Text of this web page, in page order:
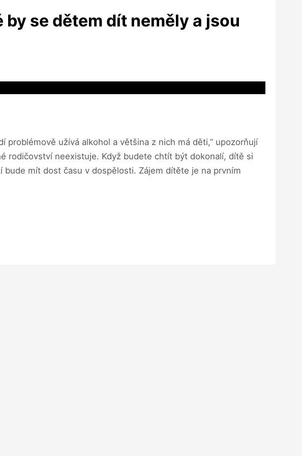
se dětem dít neměly a jsou
problémově užívá alkohol a většina z nich má děti,” upozorňují
rodičovství neexistuje. Když budete chtít být dokonalí, dítě si
mít dost času v dospělosti. Zájem dítěte je na prvním